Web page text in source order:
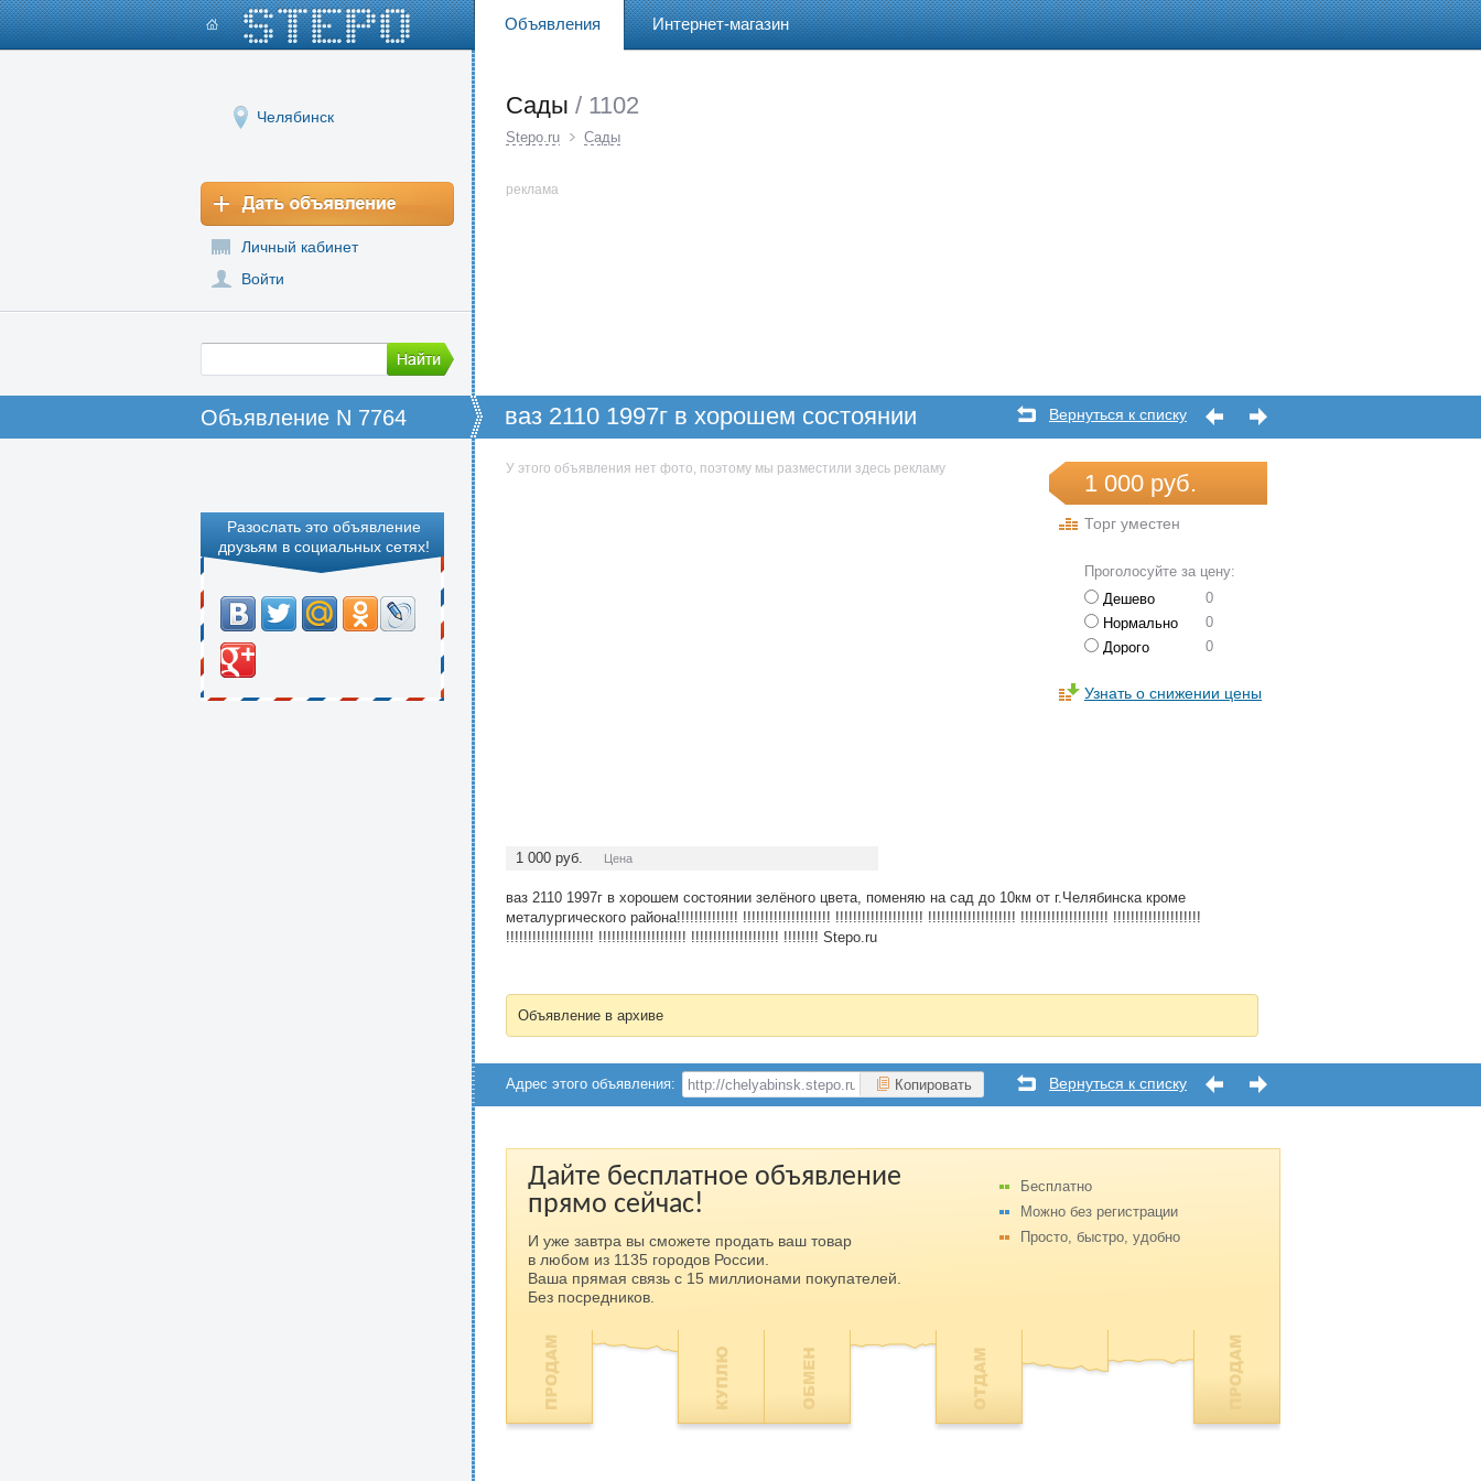
Объявления Интернет-магазин
Челябинск
Личный кабинет
Войти
Сады / 1102
Stepo.ru Сады
реклама
Объявление N 7764
ваз 2110 1997г в хорошем состоянии
зелёного цвета, поменяю на сад до 10км от г,
Челябинска
Вернуться к списку
Разослать это объявление
друзьям в социальных сетях!
1 000 руб.
Торг уместен
Проголосуйте за цену:
0
Дешево
0
Нормально
0
Дорого
Узнать о снижении цены
У этого объявления нет фото, поэтому мы разместили здесь рекламу
1 000 руб. Цена
ваз 2110 1997г в хорошем состоянии зелёного цвета, поменяю на сад до 10км от г.Челябинска кроме
металургического района!!!!!!!!!!!!!! !!!!!!!!!!!!!!!!!!!! !!!!!!!!!!!!!!!!!!!! !!!!!!!!!!!!!!!!!!!! !!!!!!!!!!!!!!!!!!!! !!!!!!!!!!!!!!!!!!!!
!!!!!!!!!!!!!!!!!!!! !!!!!!!!!!!!!!!!!!!! !!!!!!!!!!!!!!!!!!!! !!!!!!!! Stepo.ru
Объявление в архиве
Адрес этого объявления: Копировать Вернуться к списку
Бесплатно
Можно без регистрации
Просто, быстро, удобно
Дайте бесплатное объявление
прямо сейчас!
И уже завтра вы сможете продать ваш товар
в любом из 1135 городов России.
Ваша прямая связь с 15 миллионами покупателей.
Без посредников.